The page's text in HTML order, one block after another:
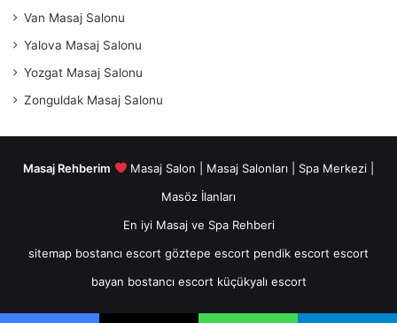
Van Masaj Salonu
Yalova Masaj Salonu
Yozgat Masaj Salonu
Zonguldak Masaj Salonu
Masaj Rehberim
Masaj Salon | Masaj Salonları | Spa Merkezi |
Masöz İlanları
En iyi Masaj ve Spa Rehberi
Mutlu
sitemap bostancı escort göztepe escort pendik escort escort
bayan bostancı escort küçükyalı escort